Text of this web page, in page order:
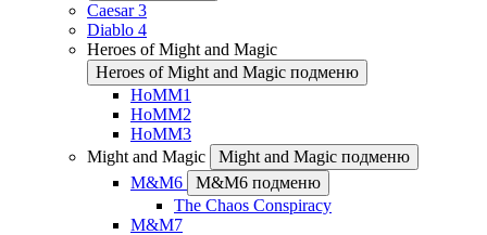
Caesar 3
Diablo 4
Heroes of Might and Magic
Heroes of Might and Magic подменю
HoMM1
HoMM2
HoMM3
Might and Magic
Might and Magic подменю
M&M6
M&M6 подменю
The Chaos Conspiracy
M&M7